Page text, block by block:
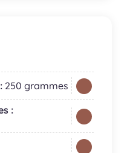
250 grammes
: